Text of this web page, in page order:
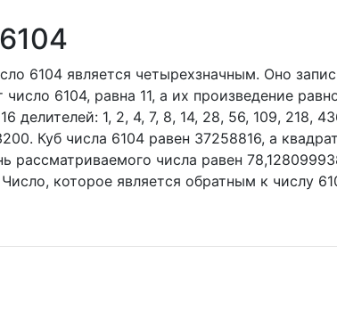
6104 является четырехзначным. Оно
6104, равна 11, а их произведение
делителей: 1, 2, 4, 7, 8, 14, 28, 56, 109, 218,
Куб числа 6104 равен 37258816, а
рассматриваемого числа равен
которое является обратным к числу